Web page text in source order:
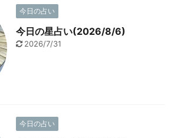
今日の占い
今日の星占い(2026/8/6)
2026/7/31
今日の占い